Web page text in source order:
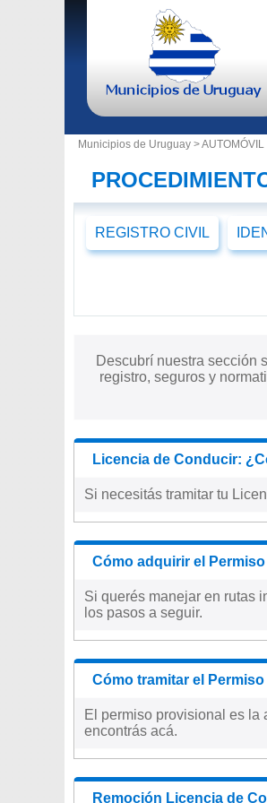
Municipios de Uruguay >AUTOMÓVIL
REGISTRO CIVIL
Descubrí nuestra sección
registro, seguros y
Licencia de Conducir:
Si necesitás tramitar tu
Cómo adquirir el
Si querés manejar en rutas
los pasos a seguir.
Cómo tramitar el
El permiso provisional es la
encontrás acá.
Remoción Licencia de